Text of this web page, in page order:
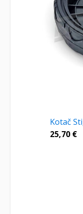
Kotač
25,70 €